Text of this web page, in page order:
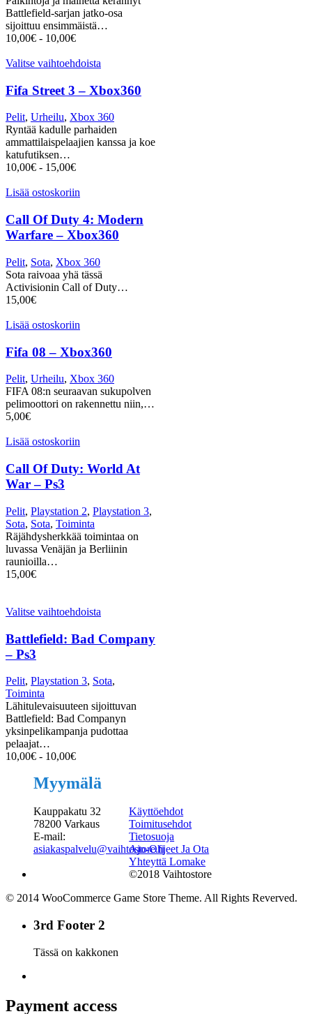
Battlefield-sarjan jatko-osa
sijoittuu ensimmäistä…
10,00€ - 10,00€
Valitse vaihtoehdoista
Fifa Street 3 – Xbox360
Pelit, Urheilu, Xbox 360
Ryntää kadulle parhaiden
ammattilaispelaajien kanssa ja koe
katufutiksen…
10,00€ - 15,00€
Lisää ostoskoriin
Call Of Duty 4: Modern
Warfare – Xbox360
Pelit, Sota, Xbox 360
Sota raivoaa yhä tässä
Activisionin Call of Duty…
15,00€
Lisää ostoskoriin
Fifa 08 – Xbox360
Pelit, Urheilu, Xbox 360
FIFA 08:n seuraavan sukupolven
pelimoottori on rakennettu niin,…
5,00€
Lisää ostoskoriin
Call Of Duty: World At
War – Ps3
Pelit, Playstation 2, Playstation 3,
Sota, Sota, Toiminta
Räjähdysherkkää toimintaa on
luvassa Venäjän ja Berliinin
raunioilla…
15,00€
Valitse vaihtoehdoista
Battlefield: Bad Company
– Ps3
Pelit, Playstation 3, Sota,
Toiminta
Lähitulevaisuuteen sijoittuvan
Battlefield: Bad Companyn
yksinpelikampanja pudottaa
pelaajat…
10,00€ - 10,00€
Myymälä
Kauppakatu 32
78200 Varkaus
E-mail:
asiakaspalvelu@vaihtostore.fi
Käyttöehdot
Toimitusehdot
Tietosuoja
Ajo-Ohjeet Ja Ota
Yhteyttä Lomake
©2018 Vaihtostore
© 2014 WooCommerce Game Store Theme. All Rights Reverved.
3rd Footer 2
Tässä on kakkonen
Payment access